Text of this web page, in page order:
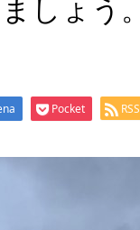
しょう。
Pocket RSS